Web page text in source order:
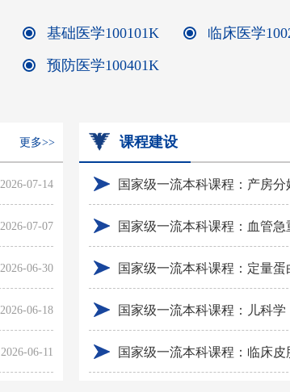
基础医学100101K 临床医学
预防医学100401K
更多>>
2026-07-14
2026-07-07
2026-06-30
2026-06-18
2026-06-11
课程建设
国家级一流本科课程：定量
国家级一流本科课程：儿科学
国家级一流本科课程：临床皮